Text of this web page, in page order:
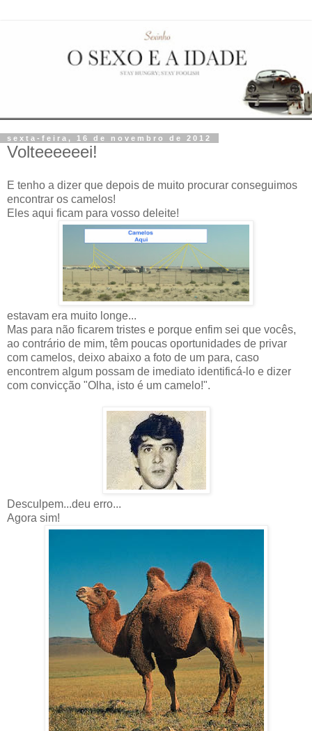
sexta-feira, 16 de novembro de 2012
Volteeeeeei!
E tenho a dizer que depois de muito procurar conseguimos
encontrar os camelos!
Eles aqui ficam para vosso deleite!
estavam era muito longe...
Mas para não ficarem tristes e porque enfim sei que vocês,
ao contrário de mim, têm poucas oportunidades de privar
com camelos, deixo abaixo a foto de um para, caso
encontrem algum possam de imediato identificá-lo e dizer
com convicção "Olha, isto é um camelo!".
Desculpem...deu erro...
Agora sim!